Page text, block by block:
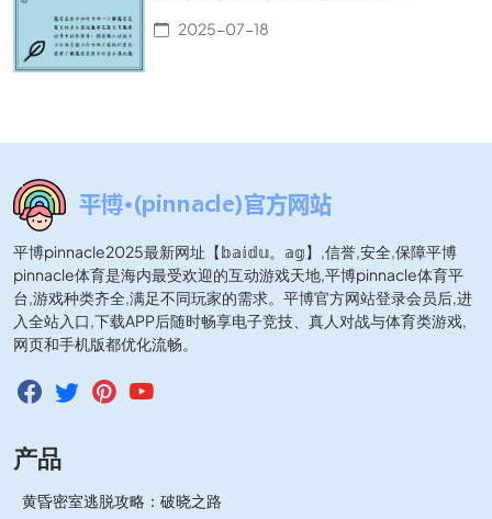
2025-07-18
平博pinnacle2025最新网址【𝕓𝕒𝕚𝕕𝕦。𝕒𝕘】,信誉,安全,保障平博
pinnacle体育是海内最受欢迎的互动游戏天地,平博pinnacle体育平
台,游戏种类齐全,满足不同玩家的需求。平博官方网站登录会员后,进
入全站入口,下载APP后随时畅享电子竞技、真人对战与体育类游戏,
网页和手机版都优化流畅。
产品
黄昏密室逃脱攻略：破晓之路